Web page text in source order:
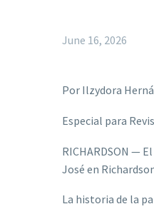
June 16, 2026
Por Ilzydora
Especial para
RICHARDSON —
José en
La historia de la